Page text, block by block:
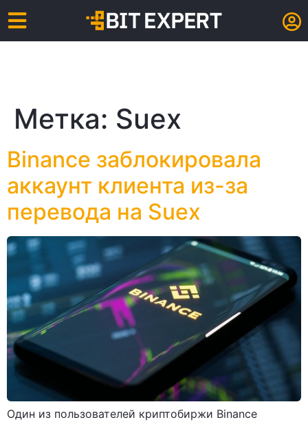
Метка: Suex
Binance заблокировала
аккаунт клиента из-за
перевода на Suex
Один из пользователей криптобиржи Binance